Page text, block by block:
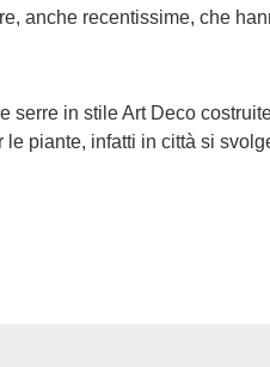
anche recentissime, che
serre in stile Art Deco
le piante, infatti in città si